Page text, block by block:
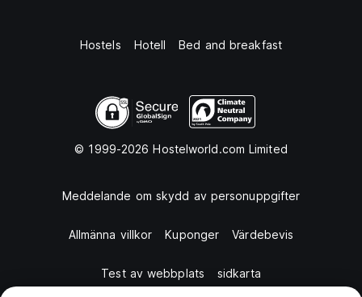
Hostels Hotell Bed and breakfast
© 1999-2026 Hostelworld.com Limited
Meddelande om skydd av personuppgifter
Allmänna villkor Kuponger Värdebevis
Test av webbplats sidkarta